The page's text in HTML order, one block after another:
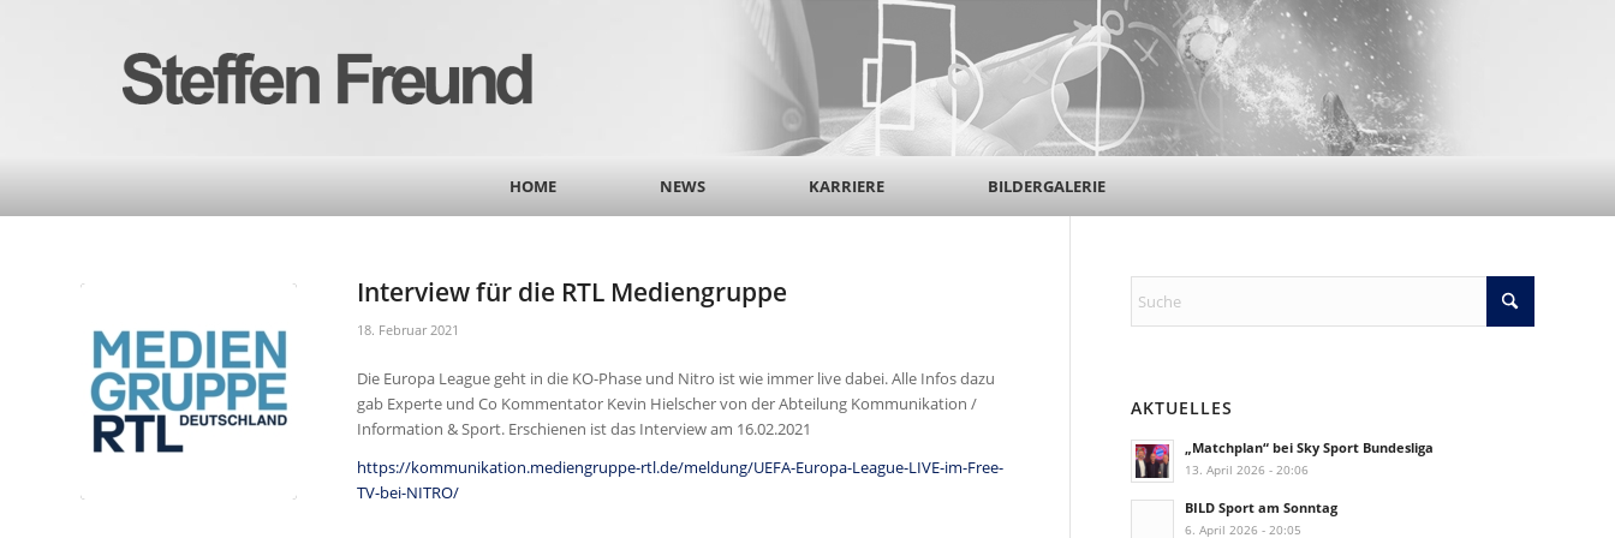
HOME NEWS KARRIERE BILDERGALERIE
Interview für die RTL Mediengruppe
18. Februar 2021
Die Europa League geht in die KO-Phase und Nitro ist wie immer live dabei. Alle Infos dazu
gab Experte und Co Kommentator Kevin Hielscher von der Abteilung Kommunikation /
Information & Sport. Erschienen ist das Interview am 16.02.2021
https://kommunikation.mediengruppe-rtl.de/meldung/UEFA-Europa-League-LIVE-im-Free-
TV-bei-NITRO/
AKTUELLES
„Matchplan“ bei Sky Sport Bundesliga
13. April 2026 - 20:06
BILD Sport am Sonntag
6. April 2026 - 20:05